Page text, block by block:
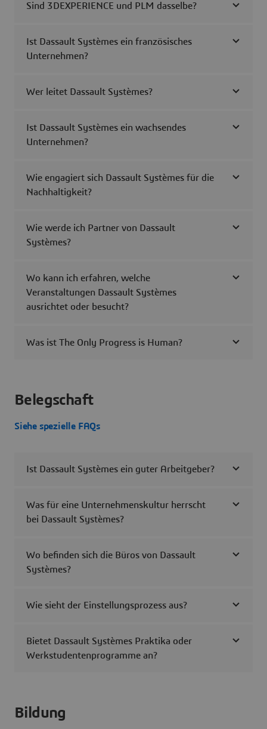
Sind 3DEXPERIENCE und PLM dasselbe?
Ist Dassault Systèmes ein französisches
Unternehmen?
Wer leitet Dassault Systèmes?
Ist Dassault Systèmes ein wachsendes
Unternehmen?
Wie engagiert sich Dassault Systèmes für die
Nachhaltigkeit?
Wie werde ich Partner von Dassault
Systèmes?
Wo kann ich erfahren, welche
Veranstaltungen Dassault Systèmes
ausrichtet oder besucht?
Was ist The Only Progress is Human?
Belegschaft
Siehe spezielle FAQs
Ist Dassault Systèmes ein guter Arbeitgeber?
Was für eine Unternehmenskultur herrscht
bei Dassault Systèmes?
Wo befinden sich die Büros von Dassault
Systèmes?
Wie sieht der Einstellungsprozess aus?
Bietet Dassault Systèmes Praktika oder
Werkstudentenprogramme an?
Bildung